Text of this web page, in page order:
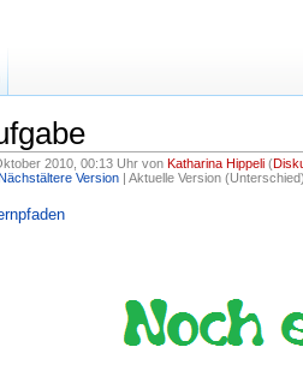
2010, 00:13 Uhr von Katharina Hippeli (
Version| Aktuelle Version